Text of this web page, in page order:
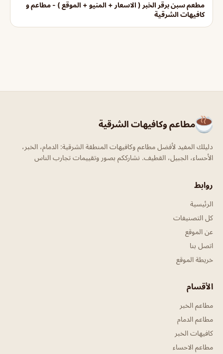
مطعم سبن برقر الخبر ( الاسعار + المنيو + الموقع ) - مطاعم و
كافيهات الشرقية
مطاعم وكافيهات الشرقية
دليلك المفيد لأفضل مطاعم وكافيهات المنطقة الشرقية: الدمام، الخبر،
الأحساء، الجبيل، القطيف. نشارككم بصور وتقييمات تجارب الناس
روابط
الرئيسية
كل التصنيفات
عن الموقع
اتصل بنا
خريطة الموقع
الأقسام
مطاعم الخبر
مطاعم الدمام
كافيهات الخبر
مطاعم الاحساء